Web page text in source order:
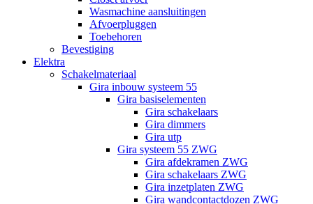
Wasmachine aansluitingen
Afvoerpluggen
Toebehoren
Bevestiging
Elektra
Schakelmateriaal
Gira inbouw systeem 55
Gira basiselementen
Gira schakelaars
Gira dimmers
Gira utp
Gira systeem 55 ZWG
Gira afdekramen ZWG
Gira schakelaars ZWG
Gira inzetplaten ZWG
Gira wandcontactdozen ZWG